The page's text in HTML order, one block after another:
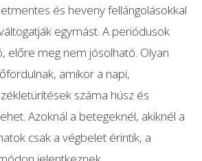
és heveny fellángolásokkal
egymást. A periódusok
előre meg nem jósolható. Olyan
amikor a napi,
száma húsz és
Azoknál a betegeknél, akiknél a
csak a végbelet érintik, a